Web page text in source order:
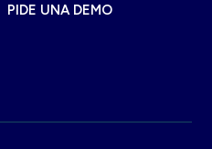
PIDE UNA DEMO